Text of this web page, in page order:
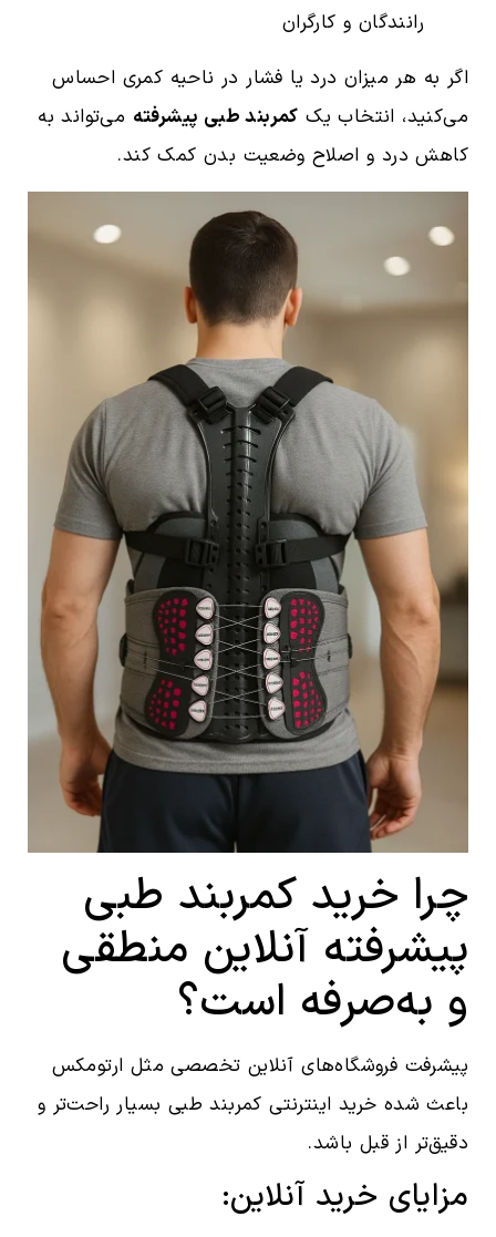
رانندگان و کارگران
اگر به هر میزان درد یا فشار در ناحیه کمری احساس
می‌کنید، انتخاب یک کمربند طبی پیشرفته می‌تواند به
کاهش درد و اصلاح وضعیت بدن کمک کند.
چرا خرید کمربند طبی
پیشرفته آنلاین منطقی
و به‌صرفه است؟
پیشرفت فروشگاه‌های آنلاین تخصصی مثل ارتومکس
باعث شده خرید اینترنتی کمربند طبی بسیار راحت‌تر و
دقیق‌تر از قبل باشد.
مزایای خرید آنلاین: